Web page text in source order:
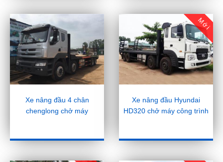
Xe nâng đầu 4 chân
chenglong chở máy
Mới
Xe nâng đầu Hyundai
HD320 chở máy công trình